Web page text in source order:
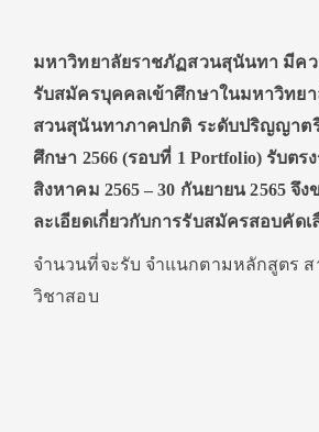
มหาวิทยาลัยราชภัฏสวนสุนันทา มีคว
รับสมัครบุคคลเข้าศึกษาในมหาวิทย
สวนสุนันทาภาคปกติ ระดับปริญญาต
ศึกษา 2566 (รอบที่ 1 Portfolio) รับตร
สิงหาคม 2565 – 30 กันยายน 2565 จึ
ละเอียดเกี่ยวกับการรับสมัครสอบคัดเ
จำนวนที่จะรับ จำแนกตามหลักสูตร
วิชาสอบ